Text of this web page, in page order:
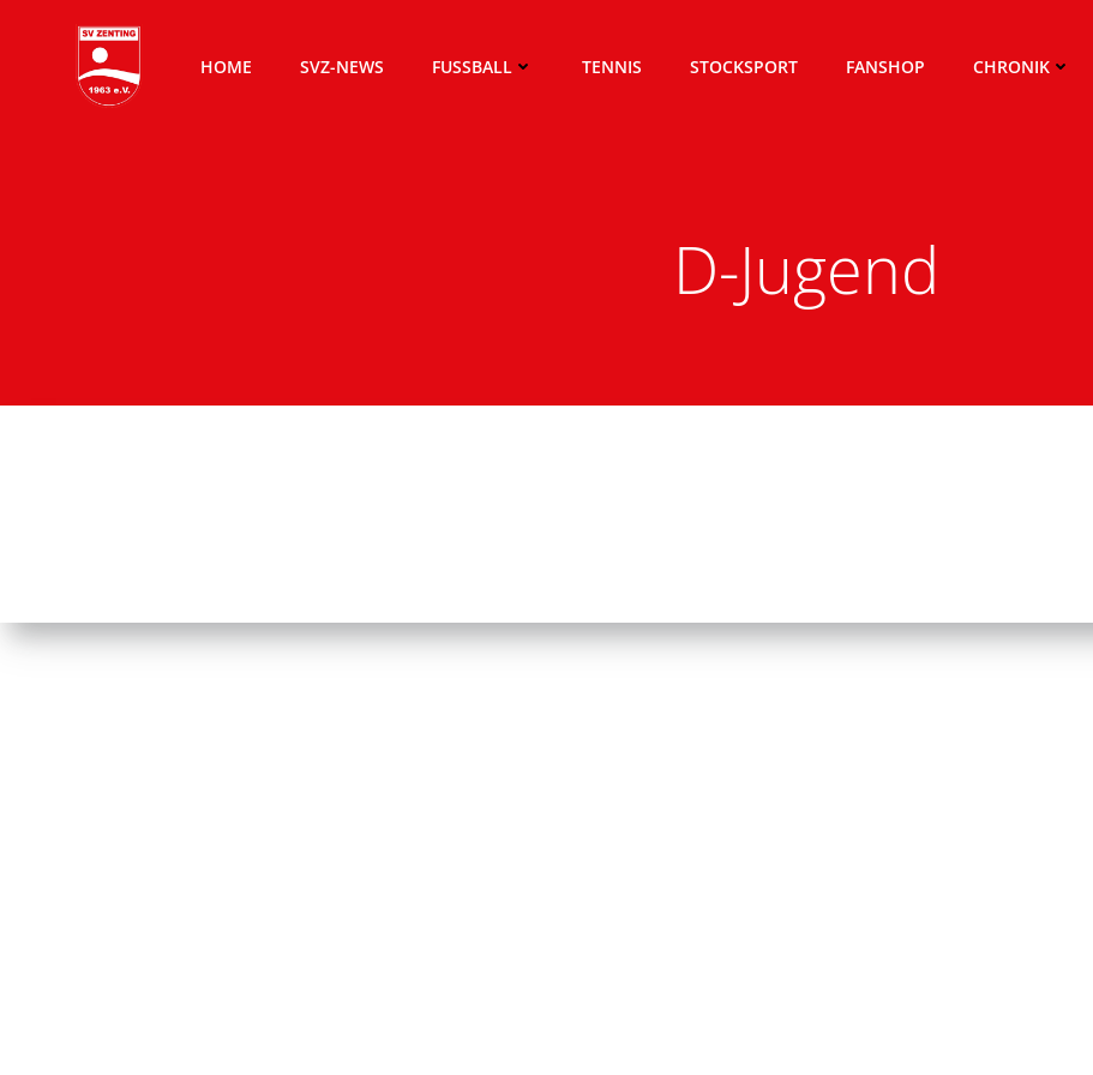
springen
HOME SVZ-NEWS FUSSBALL TENNIS STOCKSPORT FANSHOP CHRONIK
D-Jugend